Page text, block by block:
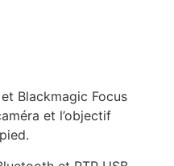
Blackmagic Focus
et l’objectif